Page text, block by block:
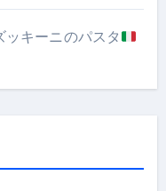
キーニのパスタ